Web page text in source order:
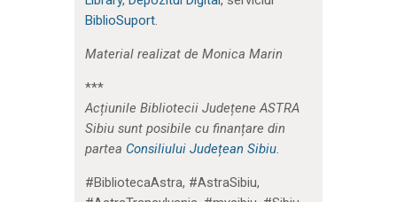
BiblioSuport.
Material realizat de Monica Marin
***
Acțiunile Bibliotecii Județene ASTRA
Sibiu sunt posibile cu finanțare din
partea Consiliului Județean Sibiu.
#BibliotecaAstra, #AstraSibiu,